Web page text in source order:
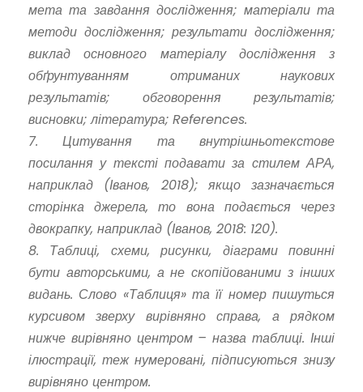
мета та завдання дослідження; матеріали та
методи дослідження; результати дослідження;
виклад основного матеріалу дослідження з
обґрунтуванням отриманих наукових
результатів; обговорення результатів;
висновки; література; References.
7. Цитування та внутрішньотекстове
посилання у тексті подавати за стилем АРА,
наприклад (Іванов, 2018); якщо зазначається
сторінка джерела, то вона подається через
двокрапку, наприклад (Іванов, 2018: 120).
8. Таблиці, схеми, рисунки, діаграми повинні
бути авторськими, а не скопійованими з інших
видань. Слово «Таблиця» та її номер пишуться
курсивом зверху вирівняно справа, а рядком
нижче вирівняно центром – назва таблиці. Інші
ілюстрації, теж нумеровані, підписуються знизу
вирівняно центром.